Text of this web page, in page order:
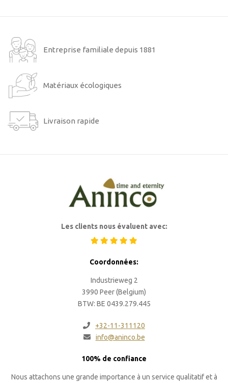
Entreprise familiale depuis 1881
Matériaux écologiques
Livraison rapide
Les clients nous évaluent avec:
Coordonnées:
Industrieweg 2
3990 Peer (Belgium)
BTW: BE 0439.279.445
+32-11-311120
info@aninco.be
100% de confiance
Nous attachons une grande importance à un service qualitatif et à